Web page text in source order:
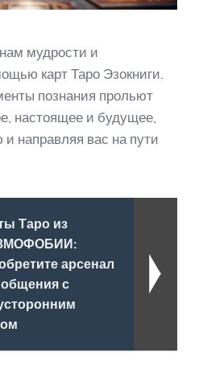
мудрости и
карт Таро Эзокниги.
познания прольют
настоящее и будущее,
направляя вас на пути
Таро из
арсенал
с